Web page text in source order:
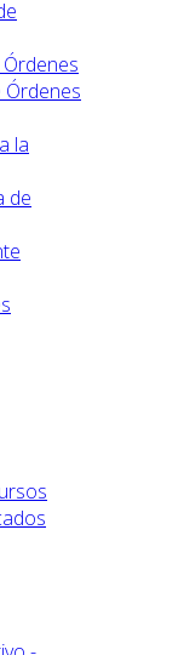
la
de